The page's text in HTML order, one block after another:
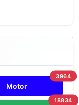
Motor
3964
18834